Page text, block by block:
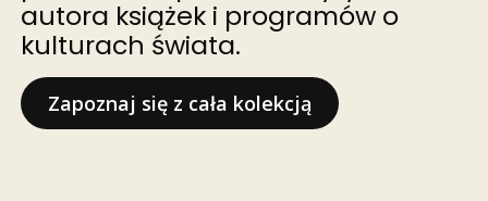
autora książek i programów o
kulturach świata.
Zapoznaj się z cała kolekcją